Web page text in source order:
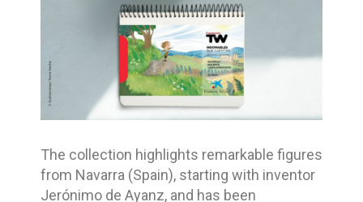
The collection highlights remarkable figures
from Navarra (Spain), starting with inventor
Jerónimo de Ayanz, and has been